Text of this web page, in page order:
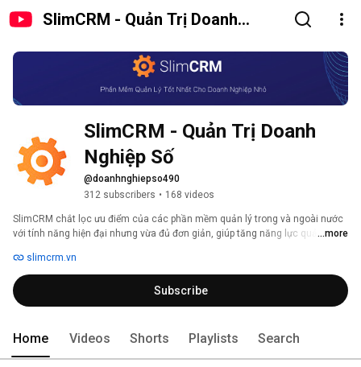
SlimCRM - Quản Trị Doanh
SlimCRM - Quản Trị Doanh
Nghiệp Số
@doanhnghiepso490
312 subscribers • 168 videos
SlimCRM chắt lọc ưu điểm của các phần mềm quản lý trong và ngoài nước
với tính năng hiện đại nhưng vừa đủ đơn giản, giúp tăng năng lực quản trị và
...more
slimcrm.vn
Subscribe
Home Videos Shorts Playlists Search